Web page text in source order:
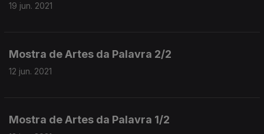
19 jun. 2021
Mostra de Artes da Palavra 2/2
12 jun. 2021
Mostra de Artes da Palavra 1/2